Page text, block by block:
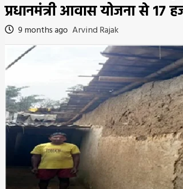
प्रधानमंत्री आवास योजना से 17
9 months ago Arvind Rajak